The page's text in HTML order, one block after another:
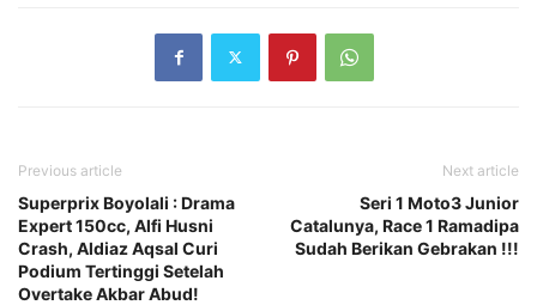
Previous article
Superprix Boyolali : ​Drama
Expert 150cc, Alfi Husni
Crash, Aldiaz Aqsal Curi
Podium Tertinggi Setelah
Overtake Akbar Abud!
Next article
Seri 1 Moto3 Junior
Catalunya, Race 1 Ramadipa
Sudah Berikan Gebrakan !!!